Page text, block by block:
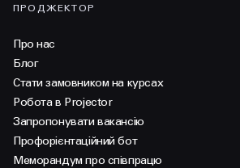
ПРОДЖЕКТОР
Про нас
Блог
Стати замовником на курсах
Робота в Projector
Запропонувати вакансію
Профорієнтаційний бот
Меморандум про співпрацю